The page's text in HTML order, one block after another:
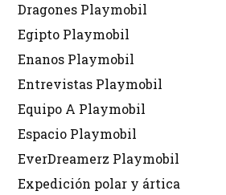
Dragones Playmobil
Egipto Playmobil
Enanos Playmobil
Entrevistas Playmobil
Equipo A Playmobil
Espacio Playmobil
EverDreamerz Playmobil
Expedición polar y ártica